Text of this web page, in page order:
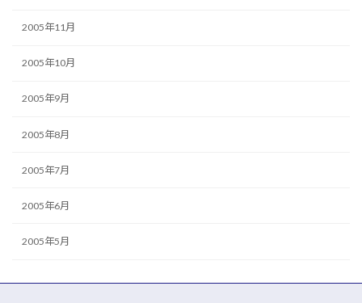
2005年11月
2005年10月
2005年9月
2005年8月
2005年7月
2005年6月
2005年5月